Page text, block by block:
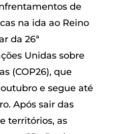
de
na ida ao Reino
da 26ª
Unidas sobre
(COP26), que
e segue até
Após sair das
territórios, as